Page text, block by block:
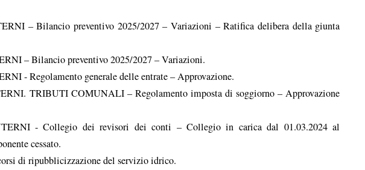
– Bilancio preventivo 2025/2027 – Variazioni – Ratifica delibera della giunta
– Bilancio preventivo 2025/2027 – Variazioni.
- Regolamento generale delle entrate – Approvazione.
TRIBUTI COMUNALI – Regolamento imposta di soggiorno – Approvazione
- Collegio dei revisori dei conti – Collegio in carica dal 01.03.2024 al
cessato.
di ripubblicizzazione del servizio idrico.